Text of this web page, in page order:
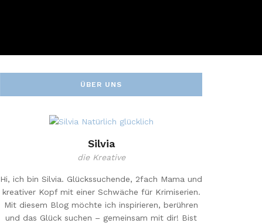
ÜBER UNS
Silvia
die Kreative
Hi, ich bin Silvia. Glückssuchende, 2fach Mama und
kreativer Kopf mit einer Schwäche für Krimiserien.
Mit diesem Blog möchte ich inspirieren, berühren
und das Glück suchen – gemeinsam mit dir! Bist